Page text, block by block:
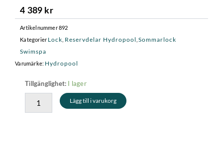
4 389 kr
Artikelnummer892
Kategorier Lock Reservdelar Hydropool ,Sommarlock
Swimspa
Varumärke: Hydropool
Tillgänglighet: I lager
Sommarlock
Hydropool
Swimspa
16FX
Lägg till i varukorg